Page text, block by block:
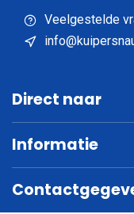
Veelgestelde
Direct naar
Informatie